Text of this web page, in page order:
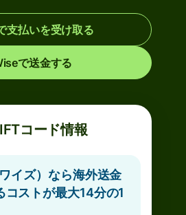
支払いを受け取る
で送金する
コード情報
イズ）なら海外送金
コストが最大14分の1